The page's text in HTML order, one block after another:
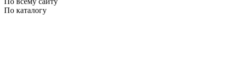
По каталогу